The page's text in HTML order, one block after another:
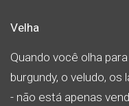
Velha
Quando você olha
burgundy, o veludo,
- não está apenas